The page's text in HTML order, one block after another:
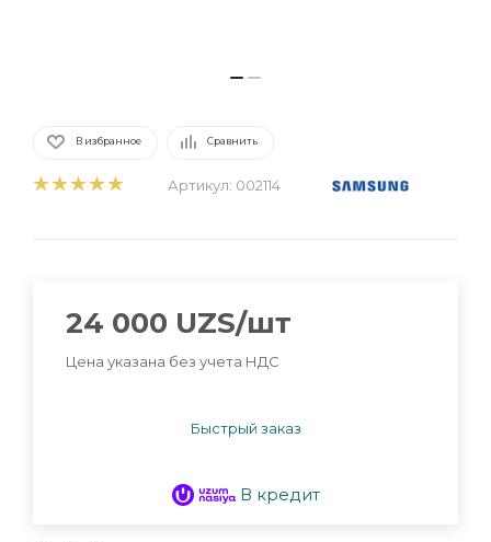
В избранное Сравнить
Артикул: 002114
24 000 UZS/шт
Цена указана без учета НДС
Быстрый заказ
В кредит